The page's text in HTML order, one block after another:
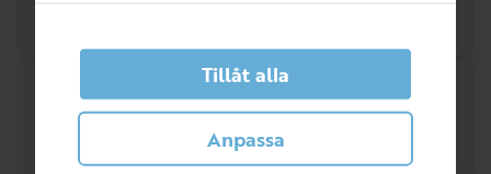
Tillåt alla
Anpassa
Snabbanalys
Efterfrågan på arbetsmarknaden just nu